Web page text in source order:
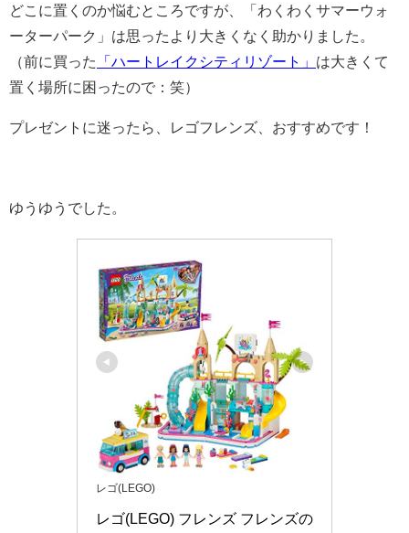
どこに置くのか悩むところですが、「わくわくサマーウォ
ーターパーク」は思ったより大きくなく助かりました。
（前に買った
「ハートレイクシティリゾート」 は大きくて
置く場所に困ったので：笑）
プレゼントに迷ったら、レゴフレンズ、おすすめです！
ゆうゆうでした。
レゴ(LEGO)
レゴ(LEGO) フレンズ フレンズの